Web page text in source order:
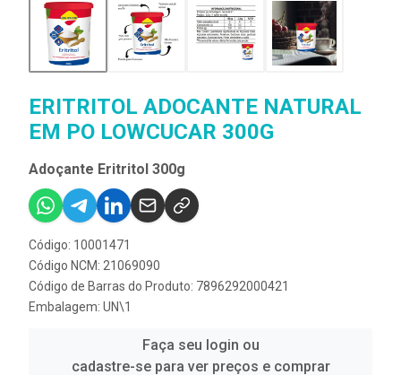
ERITRITOL ADOCANTE NATURAL
EM PO LOWCUCAR 300G
Adoçante Eritritol 300g
Código: 10001471
Código NCM: 21069090
Código de Barras do Produto: 7896292000421
Embalagem: UN\1
Faça seu login ou
cadastre-se para ver preços e comprar